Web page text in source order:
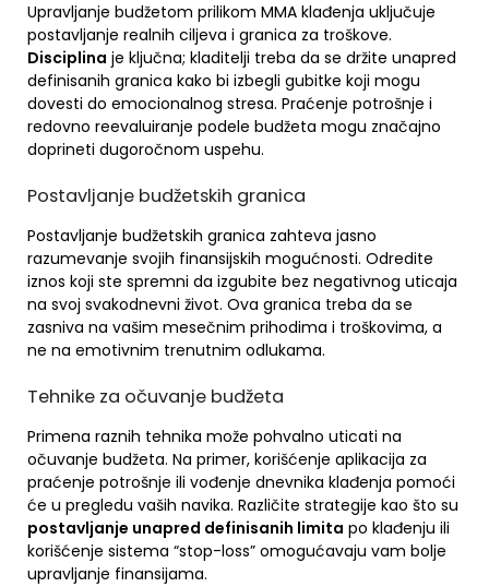
Upravljanje budžetom prilikom MMA klađenja uključuje
postavljanje realnih ciljeva i granica za troškove.
Disciplina je ključna; kladitelji treba da se držite unapred
definisanih granica kako bi izbegli gubitke koji mogu
dovesti do emocionalnog stresa. Praćenje potrošnje i
redovno reevaluiranje podele budžeta mogu značajno
doprineti dugoročnom uspehu.
Postavljanje budžetskih granica
Postavljanje budžetskih granica zahteva jasno
razumevanje svojih finansijskih mogućnosti. Odredite
iznos koji ste spremni da izgubite bez negativnog uticaja
na svoj svakodnevni život. Ova granica treba da se
zasniva na vašim mesečnim prihodima i troškovima, a
ne na emotivnim trenutnim odlukama.
Tehnike za očuvanje budžeta
Primena raznih tehnika može pohvalno uticati na
očuvanje budžeta. Na primer, korišćenje aplikacija za
praćenje potrošnje ili vođenje dnevnika klađenja pomoći
će u pregledu vaših navika. Različite strategije kao što su
postavljanje unapred definisanih limita po klađenju ili
korišćenje sistema “stop-loss” omogućavaju vam bolje
upravljanje finansijama.